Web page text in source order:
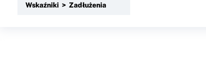
Wskaźniki > Zadłużenia